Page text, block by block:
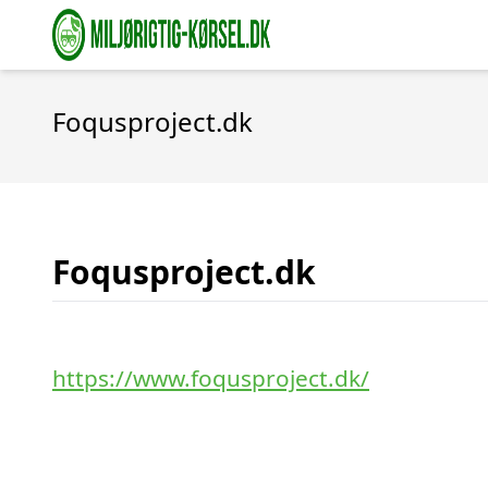
Foqusproject.dk
Foqusproject.dk
https://www.foqusproject.dk/